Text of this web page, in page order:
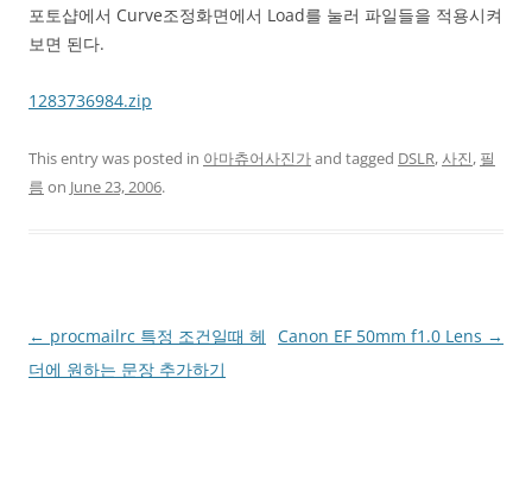
포토샵에서 Curve조정화면에서 Load를 눌러 파일들을 적용시켜
보면 된다.
1283736984.zip
This entry was posted in 아마츄어사진가and tagged DSLR,사진, 필
름 on June 23, 2006.
Post
navigation
← procmailrc 특정 조건일때 헤
더에 원하는 문장 추가하기
Canon EF 50mm f1.0 Lens →